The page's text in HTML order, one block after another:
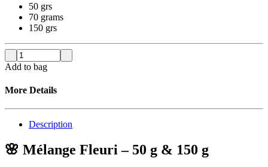
50 grs
70 grams
150 grs
Add to bag
More Details
Description
🌸 Mélange Fleuri – 50 g & 150 g